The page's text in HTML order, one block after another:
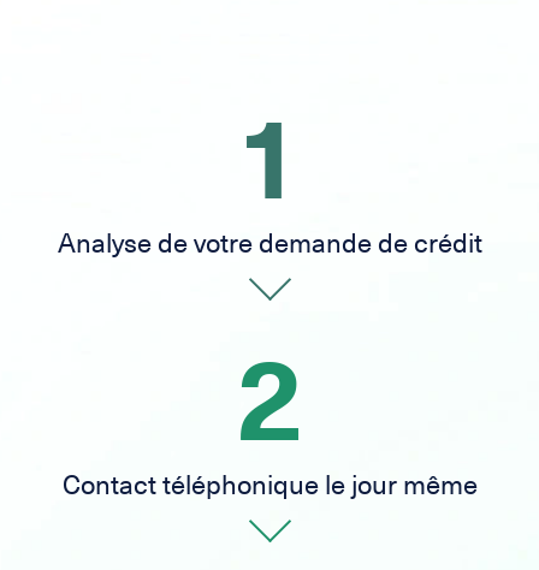
1
Analyse de votre demande de crédit
2
Contact téléphonique le jour même